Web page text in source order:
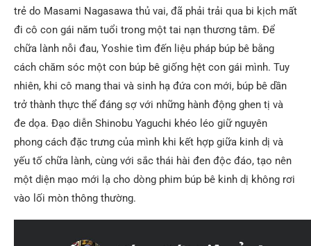
trẻ do Masami Nagasawa thủ vai, đã phải trải qua bi kịch mất
đi cô con gái năm tuổi trong một tai nạn thương tâm. Để
chữa lành nỗi đau, Yoshie tìm đến liệu pháp búp bê bằng
cách chăm sóc một con búp bê giống hệt con gái mình. Tuy
nhiên, khi cô mang thai và sinh hạ đứa con mới, búp bê dần
trở thành thực thể đáng sợ với những hành động ghen tị và
đe dọa. Đạo diễn Shinobu Yaguchi khéo léo giữ nguyên
phong cách đặc trưng của mình khi kết hợp giữa kinh dị và
yếu tố chữa lành, cùng với sắc thái hài đen độc đáo, tạo nên
một diện mạo mới lạ cho dòng phim búp bê kinh dị không rơi
vào lối mòn thông thường.